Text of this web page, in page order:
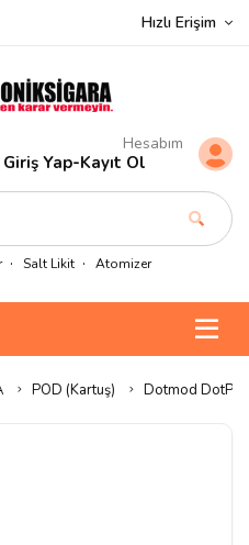
Hızlı Erişim
Salt Likit Atomizer
Hesabım
Giriş Yap-Kayıt Ol
POD (Kartuş) Dotmod